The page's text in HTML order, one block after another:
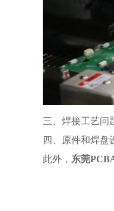
三、焊接工艺问
四、原件和焊盘
此外， 东莞